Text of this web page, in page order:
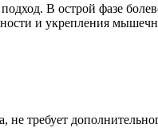
В острой фазе
и укрепления
не требует